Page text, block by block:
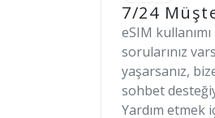
7/24
eSIM
sorularınız
yaşarsanız,
sohbet
Yardım etmek